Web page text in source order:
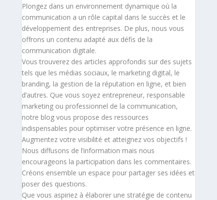
Plongez dans un environnement dynamique où la
communication a un rôle capital dans le succès et le
développement des entreprises. De plus, nous vous
offrons un contenu adapté aux défis de la
communication digitale.
Vous trouverez des articles approfondis sur des sujets
tels que les médias sociaux, le marketing digital, le
branding, la gestion de la réputation en ligne, et bien
d’autres. Que vous soyez entrepreneur, responsable
marketing ou professionnel de la communication,
notre blog vous propose des ressources
indispensables pour optimiser votre présence en ligne.
Augmentez votre visibilité et atteignez vos objectifs !
Nous diffusons de l’information mais nous
encourageons la participation dans les commentaires.
Créons ensemble un espace pour partager ses idées et
poser des questions.
Que vous aspiriez à élaborer une stratégie de contenu